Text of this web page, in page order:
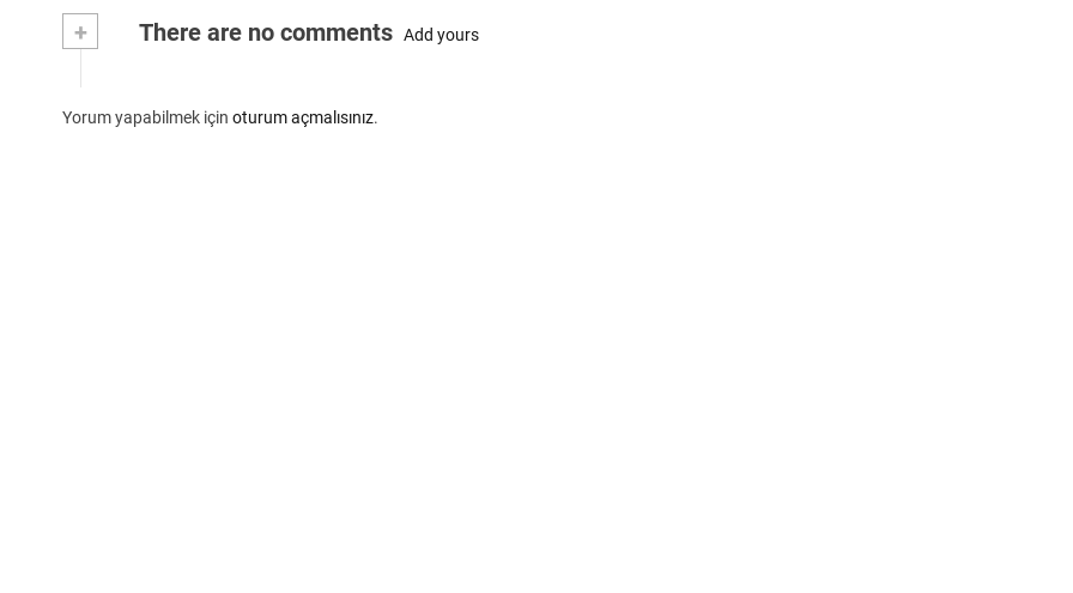
+ There are no comments Add yours
Yorum yapabilmek için oturum açmalısınız.